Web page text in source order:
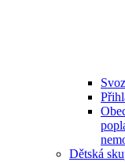
Dětská